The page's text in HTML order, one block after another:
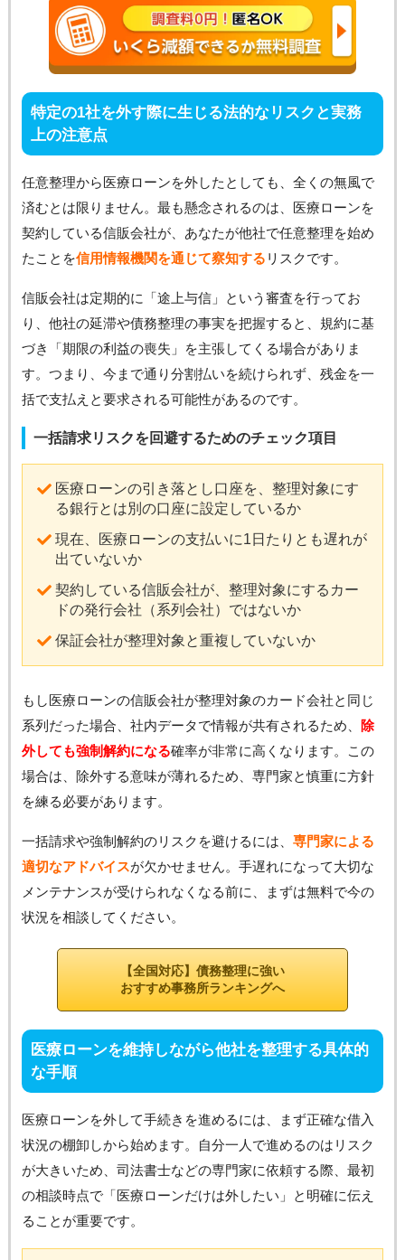
特定の1社を外す際に生じる法的なリスクと実務
上の注意点
任意整理から医療ローンを外したとしても、全くの無風で
済むとは限りません。最も懸念されるのは、医療ローンを
契約している信販会社が、あなたが他社で任意整理を始め
たことを信用情報機関を通じて察知する リスクです。
信販会社は定期的に「途上与信」という審査を行ってお
り、他社の延滞や債務整理の事実を把握すると、規約に基
づき「期限の利益の喪失」を主張してくる場合がありま
す。つまり、今まで通り分割払いを続けられず、残金を一
括で支払えと要求される可能性があるのです。
一括請求リスクを回避するためのチェック項目
医療ローンの引き落とし口座を、整理対象にす
る銀行とは別の口座に設定しているか
現在、医療ローンの支払いに1日たりとも遅れが
出ていないか
契約している信販会社が、整理対象にするカー
ドの発行会社（系列会社）ではないか
保証会社が整理対象と重複していないか
もし医療ローンの信販会社が整理対象のカード会社と同じ
系列だった場合、社内データで情報が共有されるため、
除
外しても強制解約になる確率が非常に高くなります。この
場合は、除外する意味が薄れるため、専門家と慎重に方針
を練る必要があります。
一括請求や強制解約のリスクを避けるには、 専門家による
適切なアドバイスが欠かせません。手遅れになって大切な
メンテナンスが受けられなくなる前に、まずは無料で今の
状況を相談してください。
【全国対応】債務整理に強い
おすすめ事務所ランキングへ
医療ローンを維持しながら他社を整理する具体的
な手順
医療ローンを外して手続きを進めるには、まず正確な借入
状況の棚卸しから始めます。自分一人で進めるのはリスク
が大きいため、司法書士などの専門家に依頼する際、最初
の相談時点で「医療ローンだけは外したい」と明確に伝え
ることが重要です。